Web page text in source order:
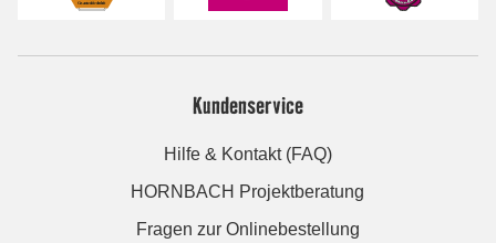
Kundenservice
Hilfe & Kontakt (FAQ)
HORNBACH Projektberatung
Fragen zur Onlinebestellung